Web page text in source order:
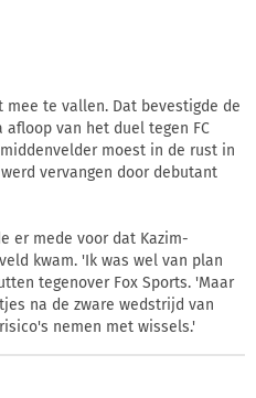
te vallen. Dat bevestigde de
van het duel tegen FC
moest in de rust in
vervangen door debutant
er mede voor dat Kazim-
kwam. 'Ik was wel van plan
tegenover Fox Sports. 'Maar
na de zware wedstrijd van
nemen met wissels.'